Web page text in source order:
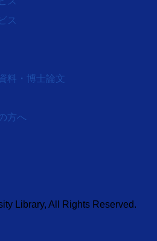
ス
料・博士論文
方へ
Library, All Rights Reserved.